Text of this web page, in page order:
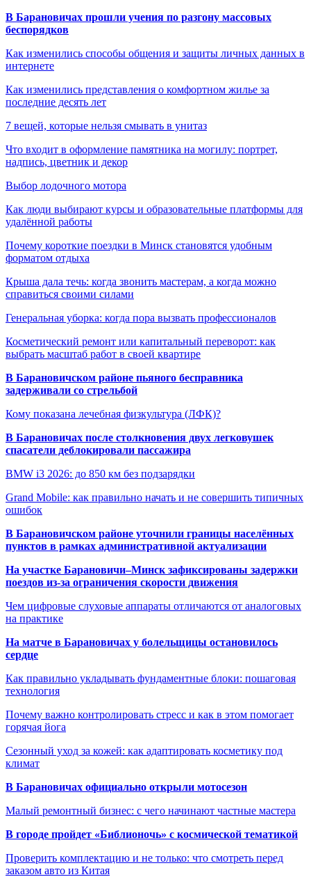
В Барановичах прошли учения по разгону массовых
беспорядков
Как изменились способы общения и защиты личных данных в
интернете
Как изменились представления о комфортном жилье за
последние десять лет
7 вещей, которые нельзя смывать в унитаз
Что входит в оформление памятника на могилу: портрет,
надпись, цветник и декор
Выбор лодочного мотора
Как люди выбирают курсы и образовательные платформы для
удалённой работы
Почему короткие поездки в Минск становятся удобным
форматом отдыха
Крыша дала течь: когда звонить мастерам, а когда можно
справиться своими силами
Генеральная уборка: когда пора вызвать профессионалов
Косметический ремонт или капитальный переворот: как
выбрать масштаб работ в своей квартире
В Барановичском районе пьяного бесправника
задерживали со стрельбой
Кому показана лечебная физкультура (ЛФК)?
В Барановичах после столкновения двух легковушек
спасатели деблокировали пассажира
BMW i3 2026: до 850 км без подзарядки
Grand Mobile: как правильно начать и не совершить типичных
ошибок
В Барановичском районе уточнили границы населённых
пунктов в рамках административной актуализации
На участке Барановичи–Минск зафиксированы задержки
поездов из-за ограничения скорости движения
Чем цифровые слуховые аппараты отличаются от аналоговых
на практике
На матче в Барановичах у болельщицы остановилось
сердце
Как правильно укладывать фундаментные блоки: пошаговая
технология
Почему важно контролировать стресс и как в этом помогает
горячая йога
Сезонный уход за кожей: как адаптировать косметику под
климат
В Барановичах официально открыли мотосезон
Малый ремонтный бизнес: с чего начинают частные мастера
В городе пройдет «Библионочь» с космической тематикой
Проверить комплектацию и не только: что смотреть перед
заказом авто из Китая